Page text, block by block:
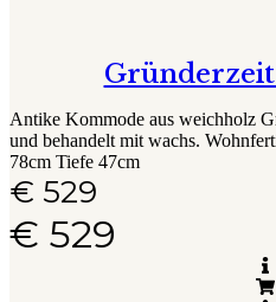
Antike Kommode aus weichholz
und behandelt mit wachs.
78cm Tiefe 47cm
€ 529
€ 529